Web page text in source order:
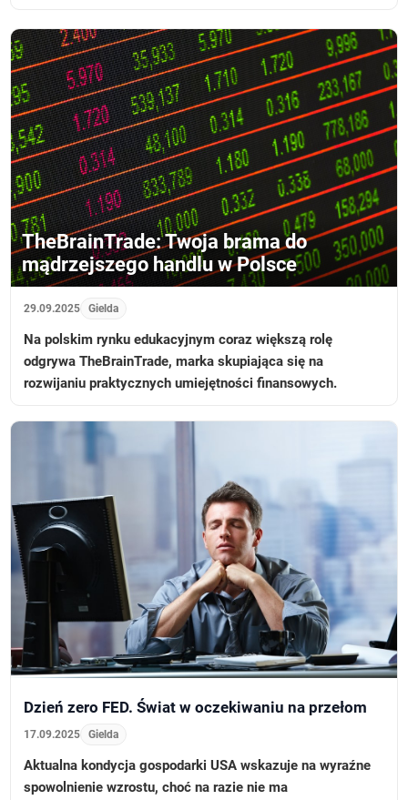
TheBrainTrade: Twoja brama do
mądrzejszego handlu w Polsce
29.09.2025 Gielda
Na polskim rynku edukacyjnym coraz większą rolę
odgrywa TheBrainTrade, marka skupiająca się na
rozwijaniu praktycznych umiejętności finansowych.
Dzień zero FED. Świat w oczekiwaniu na przełom
17.09.2025 Gielda
Aktualna kondycja gospodarki USA wskazuje na wyraźne
spowolnienie wzrostu, choć na razie nie ma